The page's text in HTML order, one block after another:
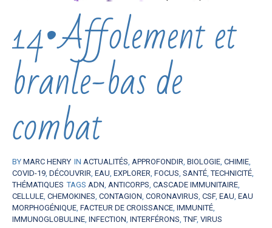
14•Affolement et
branle-bas de
combat
BY MARC HENRY IN ACTUALITÉS APPROFONDIR BIOLOGIE CHIMIE
COVID-19 DÉCOUVRIR EAU EXPLORER FOCUS SANTÉ ,TECHNICITÉ
THÉMATIQUES TAGS ADN ANTICORPS CASCADE IMMUNITAIRE
CELLULE CHEMOKINES CONTAGION CORONAVIRUS CSF, EAU EAU
MORPHOGÉNIQUE FACTEUR DE CROISSANCE IMMUNITÉ
IMMUNOGLOBULINE INFECTION INTERFÉRONS ,TNF, VIRUS